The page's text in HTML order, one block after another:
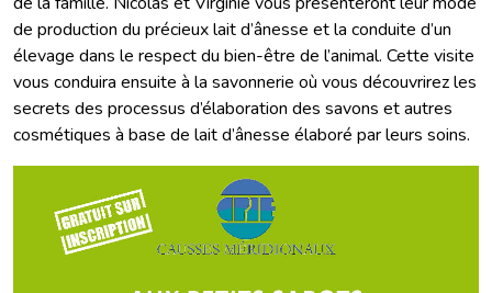
de production du précieux lait d’ânesse et la conduite d’un
élevage dans le respect du bien-être de l’animal. Cette visite
vous conduira ensuite à la savonnerie où vous découvrirez les
secrets des processus d’élaboration des savons et autres
cosmétiques à base de lait d’ânesse élaboré par leurs soins.